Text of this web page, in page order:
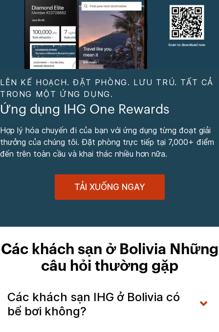
LÊN KẾ HOẠCH. ĐẶT PHÒNG. LƯU TRÚ. TẤT CẢ
TRONG MỘT ỨNG DỤNG.
Ứng dụng IHG One Rewards
Hợp lý hóa chuyến đi của bạn với ứng dụng từng đoạt giải
thưởng của chúng tôi. Đặt phòng trực tiếp tại 7,000+ điểm
đến trên toàn cầu và khai thác nhiều hơn nữa.
TẢI XUỐNG NGAY
Các khách sạn ở Bolivia Những
câu hỏi thường gặp
Các khách sạn IHG ở Bolivia có
bể bơi không?